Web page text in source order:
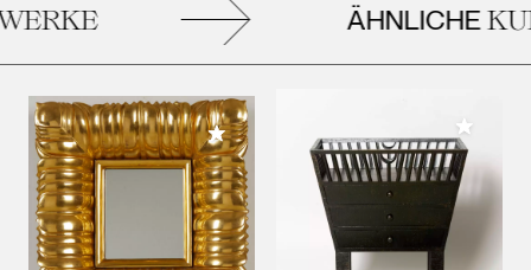
ÄHNLICHE
Meiner Sammlung hinzufügen Meiner